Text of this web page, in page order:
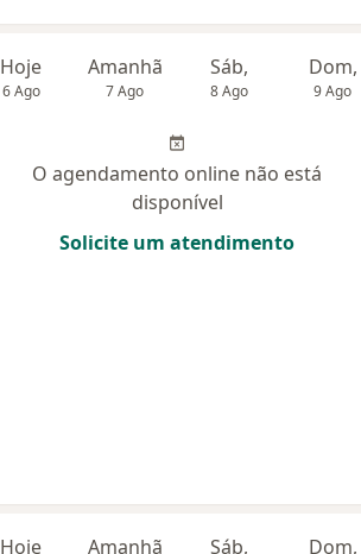
Hoje
6 Ago
Amanhã
7 Ago
Sáb,
8 Ago
Dom,
9 Ago
O agendamento online não está
disponível
Solicite um atendimento
Hoje Amanhã Sáb, Dom,